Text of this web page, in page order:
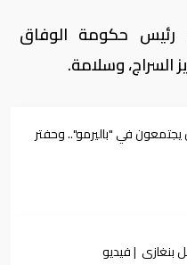
رئيس حكومة الوفاق
السراج، وسلامة.
يجتمعون في "باليرمو".. وحفتر
بنغازى | فيديو